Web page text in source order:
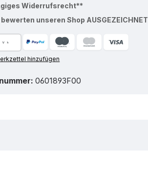
Widerrufsrecht**
bewerten unseren Shop AUSGEZEICHNET
hinzufügen
0601893F00